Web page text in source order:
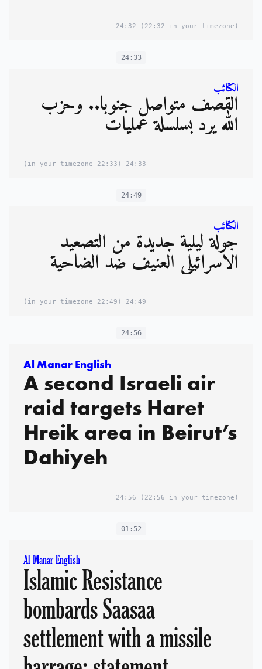
24:32 (22:32 in your timezone)
24:33
الكتائب
القصف متواصل جنوبا.. وحزب
الله يرد بسلسلة عمليات
24:33
(22:33 in your timezone)
24:49
الكتائب
جولة ليلية جديدة من التصعيد
الاسرائيلي العنيف ضد الضاحية
24:49
(22:49 in your timezone)
24:56
Al Manar English
A second Israeli air
raid targets Haret
Hreik area in Beirut’s
Dahiyeh
24:56 (22:56 in your timezone)
01:52
Al Manar English
Islamic Resistance
bombards Saasaa
settlement with a missile